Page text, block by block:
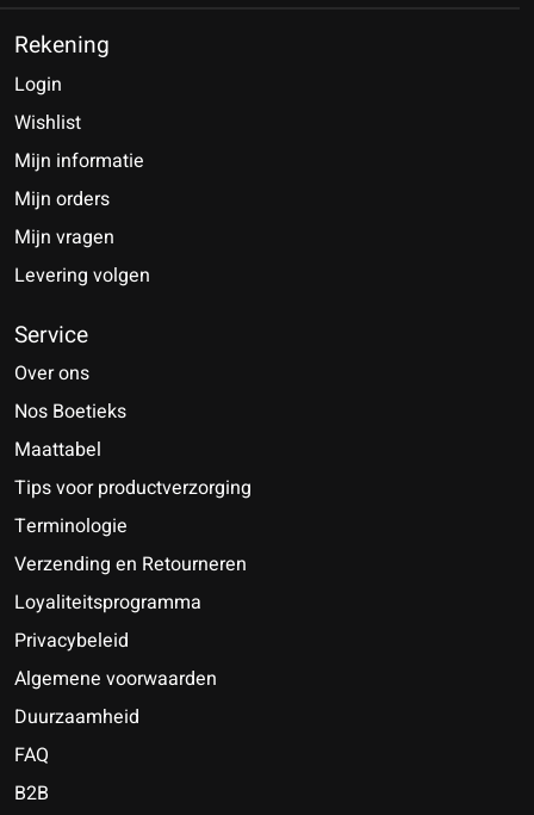
Rekening
Login
Wishlist
Mijn informatie
Mijn orders
Mijn vragen
Levering volgen
Service
Over ons
Nos Boetieks
Maattabel
Tips voor productverzorging
Terminologie
Verzending en Retourneren
Loyaliteitsprogramma
Privacybeleid
Algemene voorwaarden
Duurzaamheid
FAQ
B2B